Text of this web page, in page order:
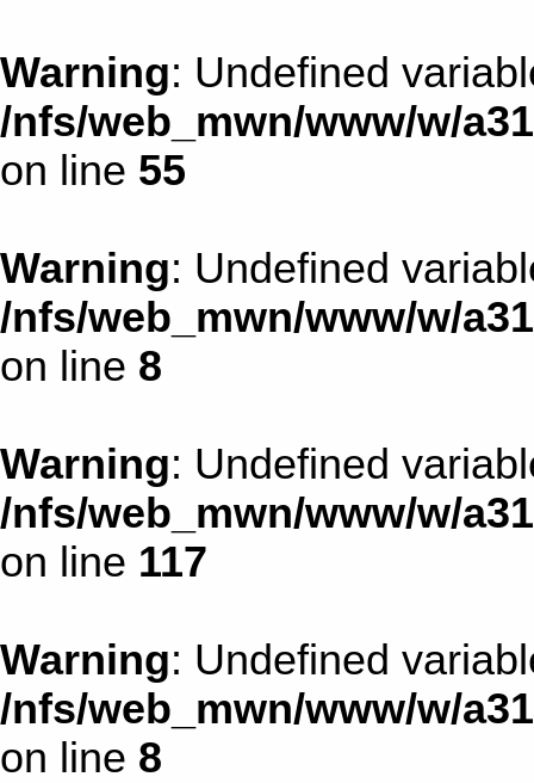
Warning: Undefined
/nfs/web_mwn/www/w/
on line 55
Warning: Undefined
/nfs/web_mwn/www/w/
on line 8
Warning: Undefined
/nfs/web_mwn/www/w/
on line 117
Warning: Undefined
/nfs/web_mwn/www/w/
on line 8